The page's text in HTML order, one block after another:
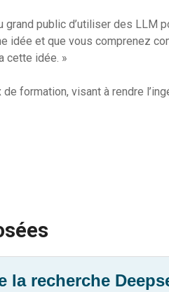
public d’utiliser des LLM
idée et que vous comprenez
cette idée. »
formation, visant à rendre
recherche